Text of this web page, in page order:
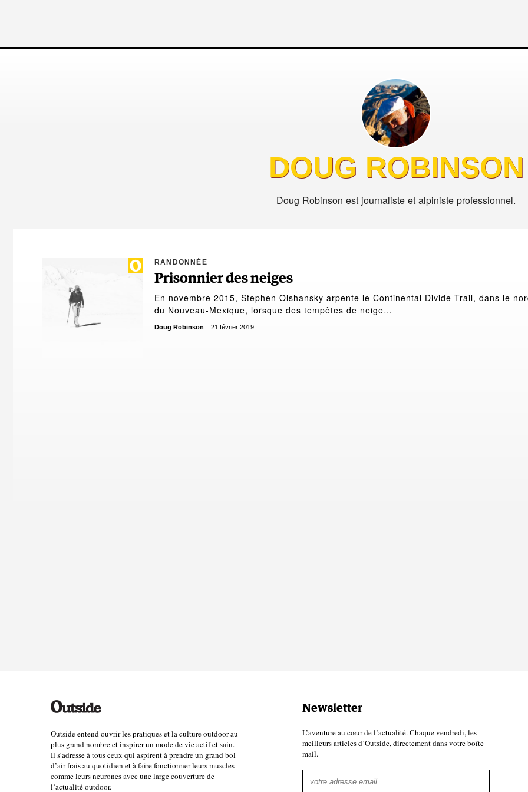
DOUG ROBINSON
Doug Robinson est journaliste et alpiniste professionnel.
RANDONNÉE
Prisonnier des neiges
En novembre 2015, Stephen Olshansky arpente le Continental Divide Trail, dans le
du Nouveau-Mexique, lorsque des tempêtes de neige…
Doug Robinson 21 février 2019
Outside entend ouvrir les pratiques et la culture outdoor au
plus grand nombre et inspirer un mode de vie actif et sain.
Il s’adresse à tous ceux qui aspirent à prendre un grand bol
d’air frais au quotidien et à faire fonctionner leurs muscles
comme leurs neurones avec une large couverture de
l’actualité outdoor.
Newsletter
L’aventure au cœur de l’actualité. Chaque vendredi, les
meilleurs articles d’Outside, directement dans votre boîte
mail.